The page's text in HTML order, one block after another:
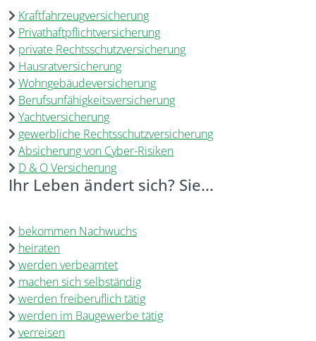
Kraftfahrzeugversicherung
Privathaftpflichtversicherung
private Rechtsschutzversicherung
Hausratversicherung
Wohngebäudeversicherung
Berufsunfähigkeitsversicherung
Yachtversicherung
gewerbliche Rechtsschutzversicherung
Absicherung von Cyber-Risiken
D & O Versicherung
Ihr Leben ändert sich? Sie...
bekommen Nachwuchs
heiraten
werden verbeamtet
machen sich selbständig
werden freiberuflich tätig
werden im Baugewerbe tätig
verreisen